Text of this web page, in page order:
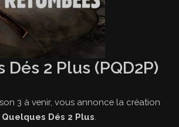
Dés 2 Plus (PQD2P)
3 à venir, vous annonce la création
Quelques Dés 2 Plus